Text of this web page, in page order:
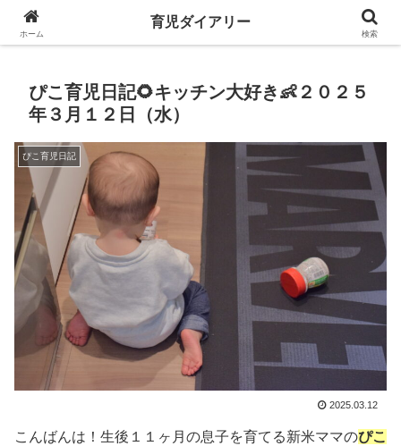
一緒に悩みながら育児を楽しめたらなと思って育児ダイアリー始めました！
ぴこ育児日記🌻キッチン大好き👶２０２５
年３月１２日（水）
ぴこ育児日記
2025.03.12
こんばんは！生後１１ヶ月の息子を育てる新米ママのぴこ
ホーム
育児ダイアリー
検索